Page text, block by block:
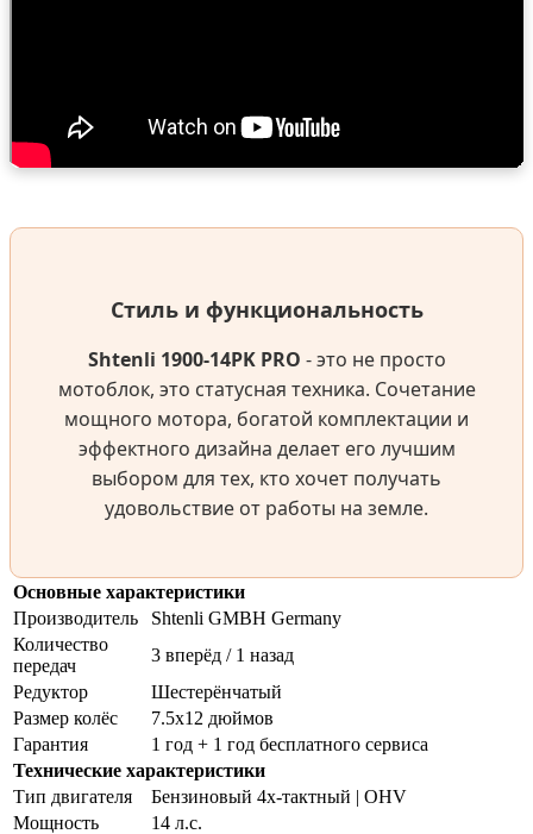
Стиль и функциональность
Shtenli 1900-14PK PRO - это не просто
мотоблок, это статусная техника. Сочетание
мощного мотора, богатой комплектации и
эффектного дизайна делает его лучшим
выбором для тех, кто хочет получать
удовольствие от работы на земле.
Основные характеристики
Производитель
Shtenli GMBH Germany
Количество
передач
3 вперёд / 1 назад
Редуктор
Шестерёнчатый
Размер колёс
7.5х12 дюймов
Гарантия
1 год + 1 год бесплатного сервиса
Технические характеристики
Тип двигателя
Бензиновый 4х-тактный | OHV
Мощность
14 л.с.